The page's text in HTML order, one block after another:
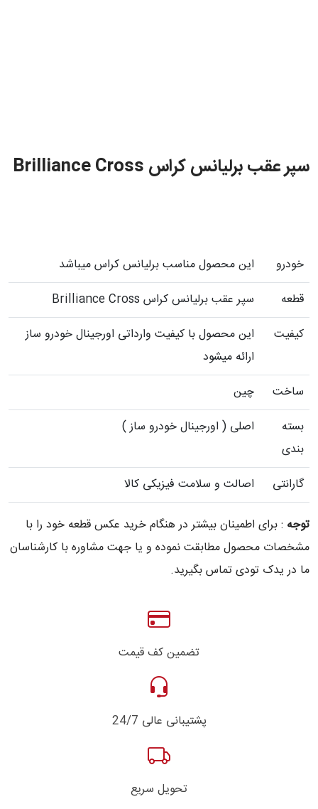
سپر عقب برلیانس کراس Brilliance Cross
خودرو
این محصول مناسب برلیانس کراس میباشد
قطعه
سپر عقب برلیانس کراس Brilliance Cross
کیفیت
این محصول با کیفیت وارداتی اورجینال خودرو ساز
ارائه میشود
ساخت
چین
بسته
بندی
اصلی ( اورجینال خودرو ساز )
گارانتی اصالت و سلامت فیزیکی کالا
توجه : برای اطمینان بیشتر در هنگام خرید عکس قطعه خود را با
مشخصات محصول مطابقت نموده و یا جهت مشاوره با کارشناسان
ما در یدک تودی تماس بگیرید.
تضمین کف قیمت
پشتیبانی عالی 24/7
تحویل سریع